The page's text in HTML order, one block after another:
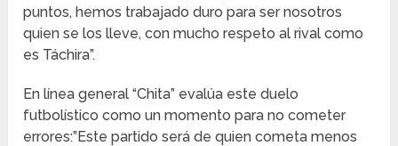
puntos, hemos trabajado duro para ser nosotros
quien se los lleve, con mucho respeto al rival como
es Táchira”.
En línea general “Chita” evalúa este duelo
futbolístico como un momento para no cometer
errores:”Este partido será de quien cometa menos